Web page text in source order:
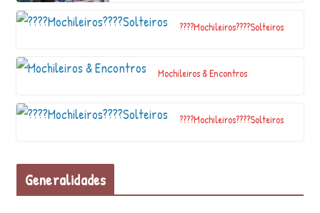
mostra…
Hey bastardos !!! Agora sim, faltam
Bendita . . . . #digitalart #artist #art
????Mochileiros????Solteiros
Mochileiros & Encontros
????Mochileiros????Solteiros
Generalidades